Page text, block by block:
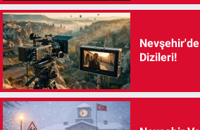
Dizileri!